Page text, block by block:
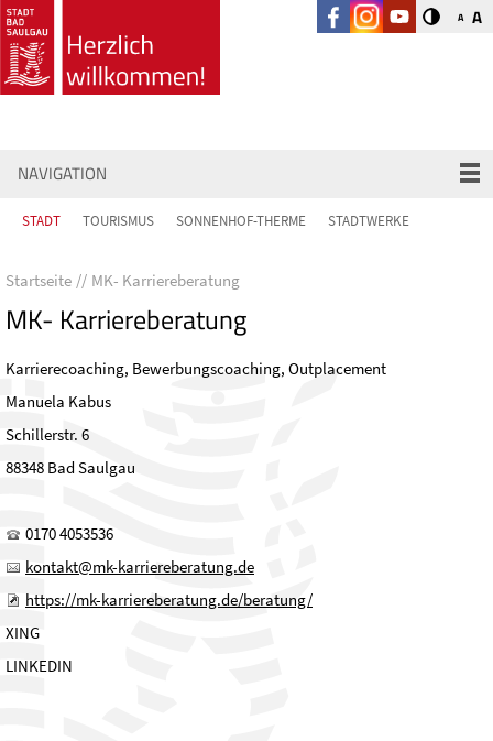
A A
NAVIGATION
STADT TOURISMUS SONNENHOF-THERME STADTWERKE
Startseite MK- Karriereberatung
MK- Karriereberatung
Karrierecoaching, Bewerbungscoaching, Outplacement
Manuela Kabus
Schillerstr. 6
88348 Bad Saulgau
0170 4053536
kontakt@mk-karriereberatung.de
https://mk-karriereberatung.de/beratung/
XING
LINKEDIN